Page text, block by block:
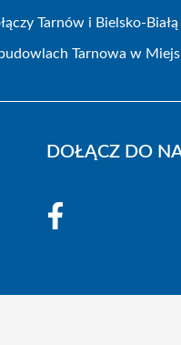
Tarnów i Bielsko-Białą
Tarnowa w
DOŁĄCZ DO